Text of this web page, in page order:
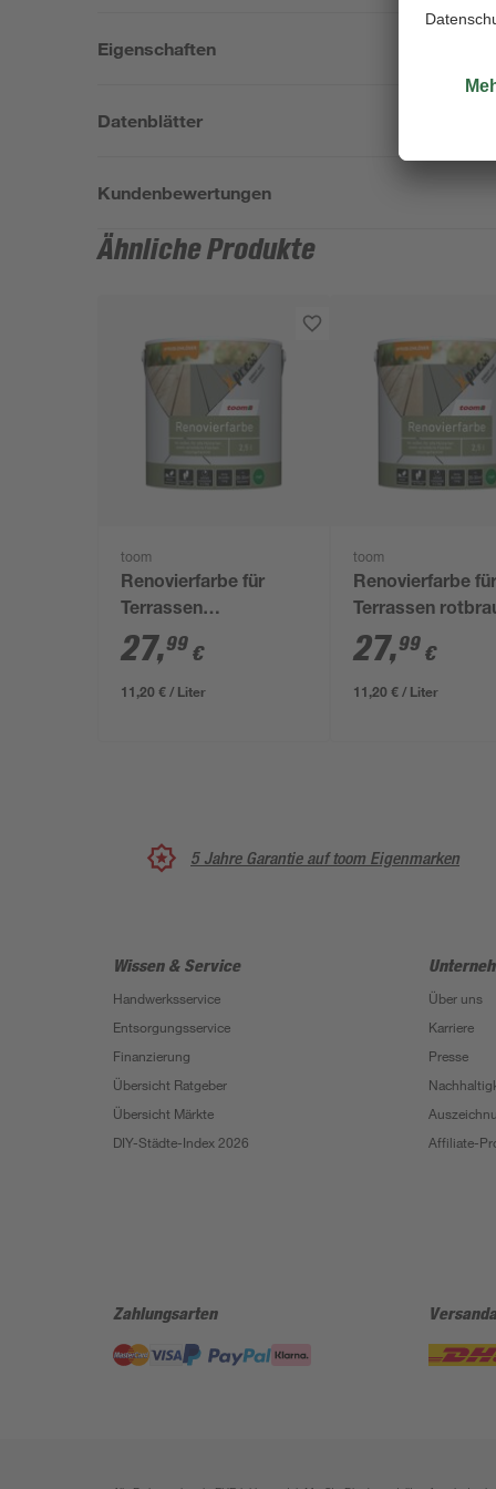
Eigenschaften
Datenblätter
Kundenbewertungen
Ähnliche Produkte
toom
Renovierfarbe für
Terrassen
graphitfarben matt
2,5 l
27,99 €
11,20 € / Liter
toom
Renovierfarbe für
Terrassen
matt 2,5 l
27,99 €
11,20 € / Liter
5 Jahre Garantie auf toom Eigenmarken
Wissen & Service
Handwerksservice
Entsorgungsservice
Finanzierung
Übersicht Ratgeber
Übersicht Märkte
DIY-Städte-Index 2026
Über uns
Karriere
Presse
Affiliate-
Zahlungsarten